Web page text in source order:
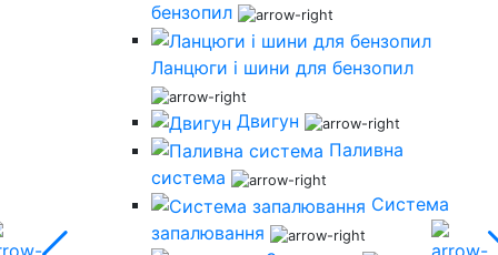
бензопил
Ланцюги і шини для бензопил
Двигун
Паливна
система
Система
запалювання